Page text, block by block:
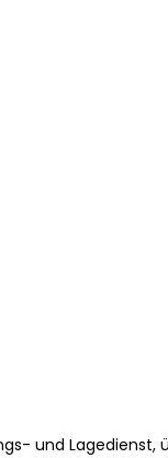
und